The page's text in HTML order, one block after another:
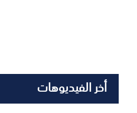
أخر الفيديوهات